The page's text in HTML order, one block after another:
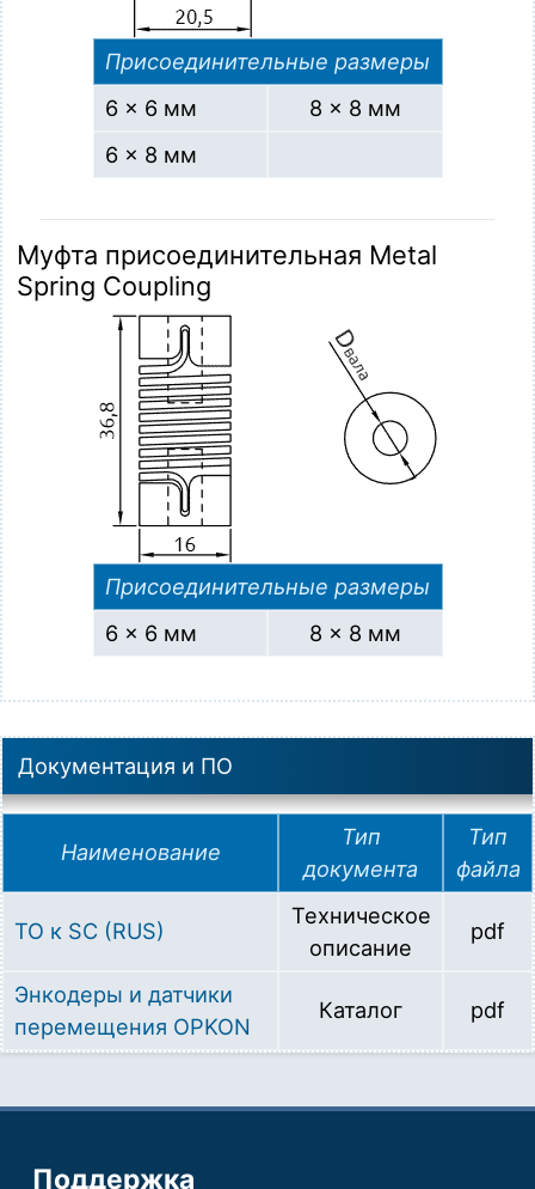
Присоединительные размеры
6 × 6 мм
8 × 8 мм
6 × 8 мм
Муфта присоединительная Metal
Spring Coupling
Присоединительные размеры
6 × 6 мм
8 × 8 мм
Документация и ПО
Наименование
Тип
документа
Тип
файла
ТО к SC (RUS)
Техническое
описание
pdf
Энкодеры и датчики
перемещения OPKON
Каталог pdf
Поддержка